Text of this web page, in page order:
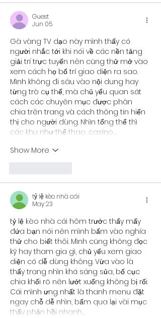
Guest
Jun 05
Gà vàng TV dạo này mình thấy có
người nhắc tới khi nói về các nền tảng
giải trí trực tuyến nên cũng thử mở vào
xem cách họ bố trí giao diện ra sao.
Mình không đi sâu vào nội dung hay
từng trò cụ thể, mà chủ yếu quan sát
cách các chuyên mục được phân
chia trên trang và cách thông tin hiển
thị cho người dùng. Nhìn tổng thể thì
các khu như thể thao, casino,…
Show More
tỷ lệ kèo nhà cái
May 23
tỷ lệ kèo nhà cái hôm trước thấy mấy
đứa bạn nói nên mình bấm vào nghía
thử cho biết thôi. Mình cũng không đọc
kỹ hay tham gia gì, chủ yếu xem giao
diện có dễ dùng không. Vừa vào là
thấy trang nhìn khá sáng sủa, bố cục
chia khối rõ nên lướt xuống không bị rối.
Cái mình ưng nhất là thanh menu đặt
ngay chỗ dễ nhìn, bấm qua lại vài mục
thấy phản hồi nhanh,…